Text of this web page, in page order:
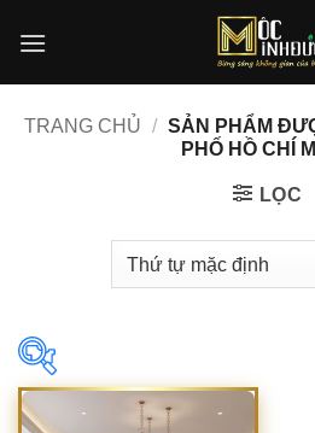
qua
TRANG CHỦ / SẢN PHẨM
PHỐ HỒ CHÍ
LỌC
In stock